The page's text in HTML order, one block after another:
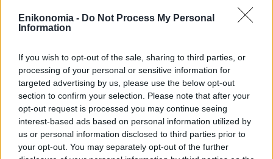
Enikonomia - Do Not Process My Personal
Information
If you wish to opt-out of the sale, sharing to third parties, or
processing of your personal or sensitive information for
targeted advertising by us, please use the below opt-out
section to confirm your selection. Please note that after your
opt-out request is processed you may continue seeing
interest-based ads based on personal information utilized by
us or personal information disclosed to third parties prior to
your opt-out. You may separately opt-out of the further
Ροή Οικονομία Επιχειρήσεις Επικαιρότητα
Δημόσιο: Πάνω από 30.000 προσλήψεις
στον σχεδιασμό για το 2027 – Οι
προτεραιότητες και η κατανομή των...
5 ώρες πριν
Πληθωρισμός: Πού μειώθηκαν και πού
αυξήθηκαν οι τιμές τον Ιούλιο σε